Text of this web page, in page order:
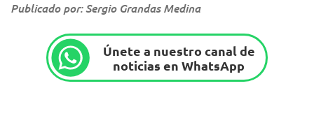
Publicado por: Sergio Grandas Medina
Únete a nuestro canal de
noticias en WhatsApp